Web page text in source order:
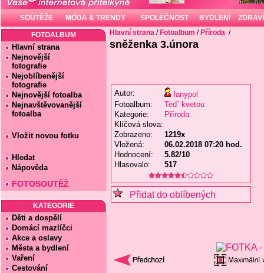
SOUTĚŽE MÓDA & TRENDY SPOLEČNOST BYDLENÍ ZDRAVÍ
FOTOALBUM
Hlavní strana
Nejnovější
fotografie
Nejoblíbenější
fotografie
Nejnovější fotoalba
Nejnavštěvovanější
fotoalba
Vložit novou fotku
Hledat
Nápověda
FOTOSOUTĚŽ
KATEGORIE
Děti a dospělí
Domácí mazlíčci
Akce a oslavy
Města a bydlení
Vaření
Cestování
Hlavní strana / Fotoalbum / Příroda /
sněženka 3.února
Autor:
fanypol
Fotoalbum:
Tedˇ kvetou
Kategorie:
Příroda
Klíčová slova:
Zobrazeno:
1219x
Vložená:
06.02.2018 07:20 hod.
Hodnocení:
5.82/10
Hlasovalo:
517
Přidat do oblíbených